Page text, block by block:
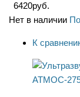
6420руб.
Нет в наличии
К